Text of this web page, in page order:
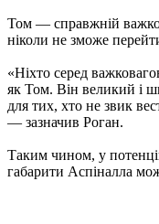
Том — справжній
ніколи не зможе
«Ніхто серед
як Том. Він великий і
для тих, хто не звик
— зазначив Роган.
Таким чином, у
габарити Аспіналла